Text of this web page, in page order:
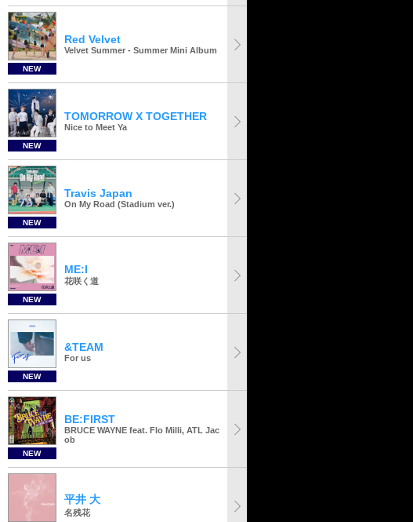
NEW
Red Velvet
Velvet Summer - Summer Mini Album
NEW
TOMORROW X TOGETHER
Nice to Meet Ya
NEW
Travis Japan
On My Road (Stadium ver.)
NEW
ME:I
花咲く道
NEW
&TEAM
For us
NEW
BE:FIRST
BRUCE WAYNE feat. Flo Milli, ATL Jac
ob
平井 大
名残花